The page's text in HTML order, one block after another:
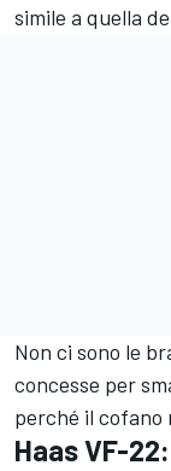
simile a quella
Non ci sono le
concesse per
perché il cofano
Haas VF-